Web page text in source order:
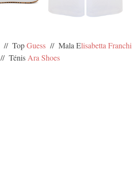
// TopGuess // Mala Elisabetta Franchi
// Ténis Ara Shoes